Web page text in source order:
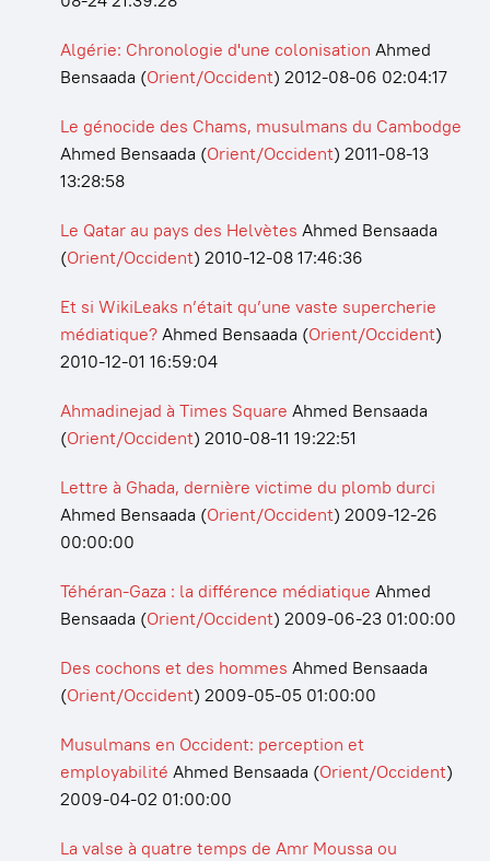
Algérie: Chronologie d'une colonisation Ahmed
Bensaada (Orient/Occident) 2012-08-06 02:04:17
Le génocide des Chams, musulmans du Cambodge
Ahmed Bensaada (Orient/Occident) 2011-08-13
13:28:58
Le Qatar au pays des Helvètes Ahmed Bensaada
(Orient/Occident) 2010-12-08 17:46:36
Et si WikiLeaks n’était qu’une vaste supercherie
médiatique?Ahmed Bensaada (Orient/Occident)
2010-12-01 16:59:04
Ahmadinejad à Times Square Ahmed Bensaada
(Orient/Occident) 2010-08-11 19:22:51
Lettre à Ghada, dernière victime du plomb durci
Ahmed Bensaada (Orient/Occident) 2009-12-26
00:00:00
Téhéran-Gaza : la différence médiatique Ahmed
Bensaada (Orient/Occident) 2009-06-23 01:00:00
Des cochons et des hommes Ahmed Bensaada
(Orient/Occident) 2009-05-05 01:00:00
Musulmans en Occident: perception et
employabilité Ahmed Bensaada (Orient/Occident)
2009-04-02 01:00:00
La valse à quatre temps de Amr Moussa ou